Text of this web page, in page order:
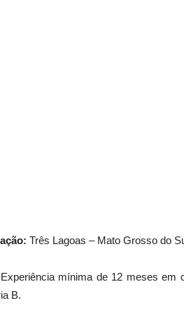
Três Lagoas – Mato Grosso do
Experiência mínima de 12 meses em
B.